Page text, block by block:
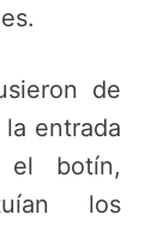
de
entrada
el botín,
los